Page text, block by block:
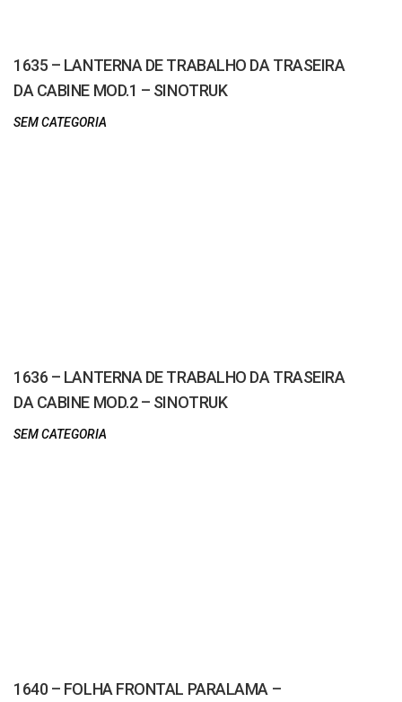
1635 – LANTERNA DE TRABALHO DA TRASEIRA
DA CABINE MOD.1 – SINOTRUK
SEM CATEGORIA
1636 – LANTERNA DE TRABALHO DA TRASEIRA
DA CABINE MOD.2 – SINOTRUK
SEM CATEGORIA
1640 – FOLHA FRONTAL PARALAMA –